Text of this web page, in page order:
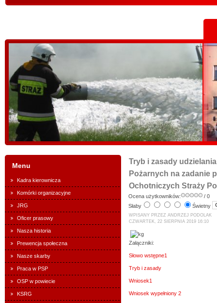
Menu
Kadra kierownicza
Komórki organizacyjne
JRG
Oficer prasowy
Nasza historia
Prewencja społeczna
Nasze skarby
Praca w PSP
OSP w powiecie
KSRG
Tryb i zasady
Pożarnych na zadanie
Ochotniczych Straży
Ocena użytkowników:
/ 0
Słaby
Świetny
WPISANY PRZEZ ANDRZEJ PODOLAK
CZWARTEK, 22 SIERPNIA 2019 16:10
Załączniki:
Słowo wstępne1
Tryb i zasady
Wniosek1
Wniosek wypełniony 2